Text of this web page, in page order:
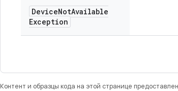
DeviceNotAvailable
Exception
Контент и образцы кода на этой странице